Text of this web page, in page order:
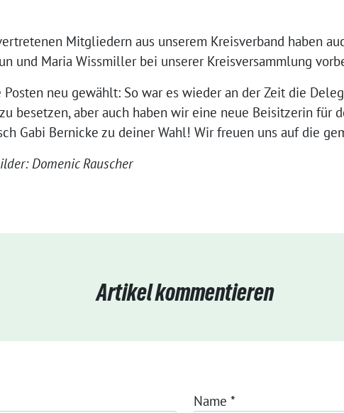
Mitgliedern aus unserem Kreisverband haben
und Maria Wissmiller bei unserer Kreisversammlung
neu gewählt: So war es wieder an der Zeit die
besetzen, aber auch haben wir eine neue Beisitzerin für
Gabi Bernicke zu deiner Wahl! Wir freuen uns auf die
Domenic Rauscher
Artikel kommentieren
Name *